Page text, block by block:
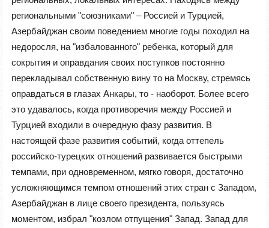
региональными "союзниками" – Россией и Турцией,
Азербайджан своим поведением многие годы походил на
недоросля, на "избалованного" ребенка, который для
сокрытия и оправдания своих поступков постоянно
перекладывал собственную вину то на Москву, стремясь
оправдаться в глазах Анкары, то - наоборот. Более всего
это удавалось, когда противоречия между Россией и
Турцией входили в очередную фазу развития. В
настоящей фазе развития событий, когда оттепель
российско-турецких отношений развивается быстрыми
темпами, при одновременном, мягко говоря, достаточно
усложняющимся темпом отношений этих стран с Западом,
Азербайджан в лице своего президента, пользуясь
моментом, избрал "козлом отпущения" Запад. Запад для